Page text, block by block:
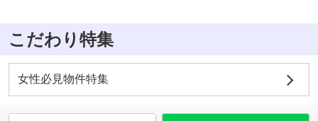
こだわり特集
女性必見物件特集